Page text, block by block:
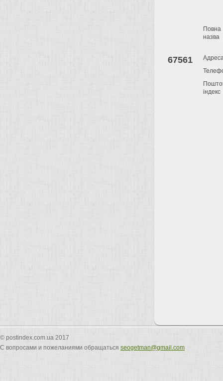
67561
Повна
назва
індекс
© postindex.com.ua 2017
С вопросами и пожеланиями обращаться seogetman@gmail.com